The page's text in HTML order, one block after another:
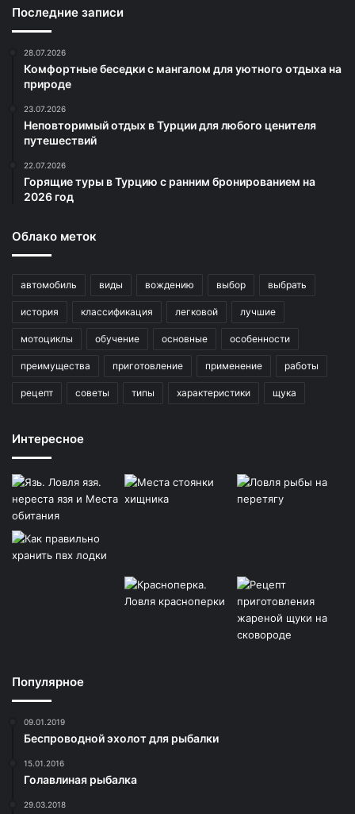
Последние записи
28.07.2026
Комфортные беседки с мангалом для уютного отдыха на
природе
23.07.2026
Неповторимый отдых в Турции для любого ценителя
путешествий
22.07.2026
Горящие туры в Турцию с ранним бронированием на
2026 год
Облако меток
автомобиль виды вождению выбор выбрать
история классификация легковой лучшие
мотоциклы обучение основные особенности
преимущества приготовление применение работы
рецепт советы типы характеристики щука
Интересное
Популярное
09.01.2019
Беспроводной эхолот для рыбалки
15.01.2016
Голавлиная рыбалка
29.03.2018